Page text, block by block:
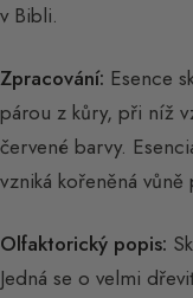
v Bibli.
Zpracování: Esence
párou z kůry, při níž
červené barvy.
vzniká kořeněná
Olfaktorický popis:
Jedná se o velmi